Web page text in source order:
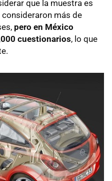
que la muestra es
consideraron más de
pero en México
cuestionarios, lo que